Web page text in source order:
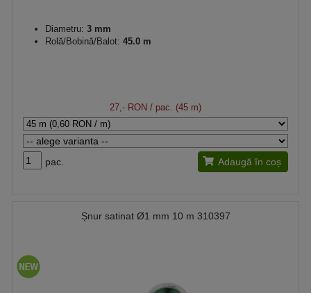
Diametru: 3 mm
Rolă/Bobină/Balot: 45.0 m
27,- RON / pac. (45 m)
pac. Adaugă în coș
Șnur satinat Ø1 mm 10 m 310397